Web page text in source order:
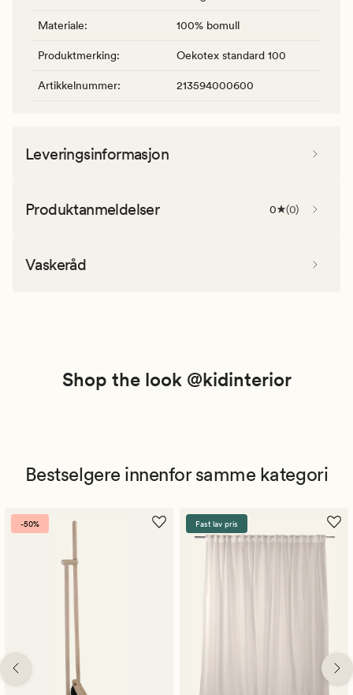
Materiale: 100% bomull
Produktmerking: Oekotex standard 100
Artikkelnummer: 213594000600
Leveringsinformasjon
Produktanmeldelser 0 (0)
Vaskeråd
Shop the look @kidinterior
Bestselgere innenfor samme kategori
-50% Fast lav pris